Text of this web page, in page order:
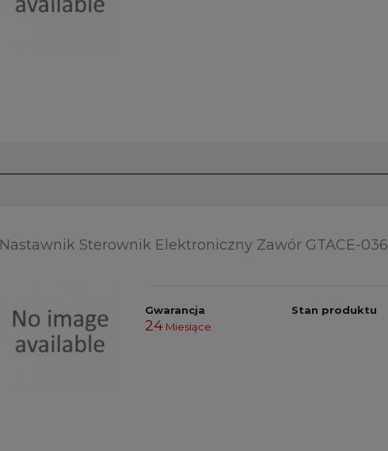
Nastawnik Sterownik Elektroniczny Zawór GTACE-
Gwarancja
24 Miesiące
Stan produktu